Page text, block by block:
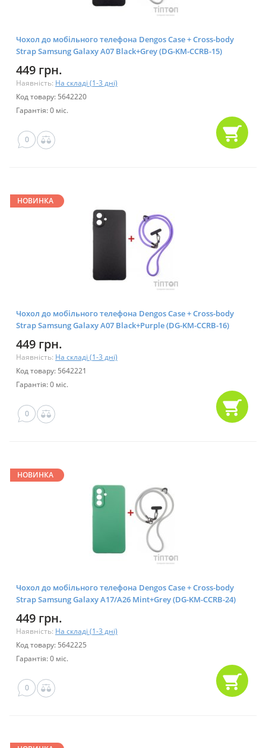
Чохол до мобільного телефона Dengos Case + Cross-body
Strap Samsung Galaxy A07 Black+Grey (DG-KM-CCRB-15)
449 грн.
Наявність: На складі (1-3 дні)
Код товару: 5642220
Гарантія: 0 міс.
0
НОВИНКА
Чохол до мобільного телефона Dengos Case + Cross-body
Strap Samsung Galaxy A07 Black+Purple (DG-KM-CCRB-16)
449 грн.
Наявність: На складі (1-3 дні)
Код товару: 5642221
Гарантія: 0 міс.
0
НОВИНКА
Чохол до мобільного телефона Dengos Case + Cross-body
Strap Samsung Galaxy A17/A26 Mint+Grey (DG-KM-CCRB-24)
449 грн.
Наявність: На складі (1-3 дні)
Код товару: 5642225
Гарантія: 0 міс.
0